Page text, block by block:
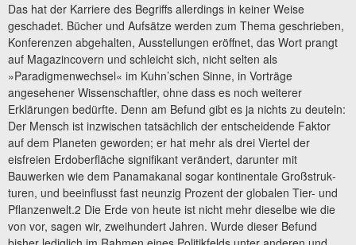
Das hat der Karriere des Begriffs allerdings in keiner Weise
geschadet. Bücher und Aufsätze werden zum Thema geschrieben,
Konferenzen abgehalten, Ausstellungen er­öffnet, das Wort prangt
auf Magazincovern und schleicht sich, nicht selten als
»Paradigmenwechsel« im Kuhn’schen Sinne, in Vorträge
angesehener Wissenschaftler, ohne dass es noch weiterer
Erklärungen bedürfte. Denn am Befund gibt es ja nichts zu deuteln:
Der Mensch ist inzwischen tatsächlich der entscheidende Faktor
auf dem Pla­neten geworden; er hat mehr als drei Viertel der
eisfreien Erdoberfläche signifikant verändert, darunter mit
Bauwerken wie dem Panamakanal sogar kontinentale Großstruk­
turen, und beeinflusst fast neunzig Prozent der globalen Tier- und
Pflanzenwelt.2 Die Erde von heute ist nicht mehr dieselbe wie die
von vor, sagen wir, zweihundert Jahren. Wurde dieser Befund